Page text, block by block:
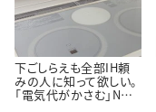
下ごしらえも全部IH頼
みの人に知って欲しい。
「電気代がかさむ」NG